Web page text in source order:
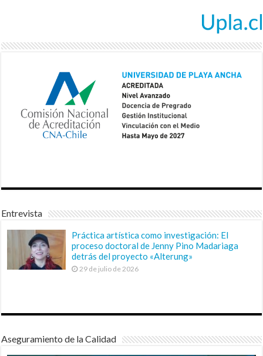
Entrevista
Práctica artística como investigación: El
proceso doctoral de Jenny Pino Madariaga
detrás del proyecto «Alterung»
29 de julio de 2026
Aseguramiento de la Calidad